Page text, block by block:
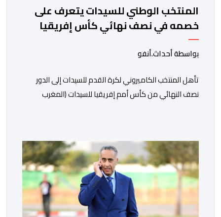
المنتخب الوطني للسيدات يتعرف على
خصمه في نصف نهائي كأس إفريقيا
بواسطة أحداث.أنفو
تأهل المنتخب الكاميروني لكرة القدم للسيدات إلى الدور
نصف النهائي من كأس أمم إفريقيا للسيدات (المغرب
الزاولي بالدار البيضاء، برسم ربع النهائي، ليضمن بذلك
مشاركته في كأس العالم للسيدات 2027 بالبرازيل. وسجلت
مريم نياجو الهدف الوحيد […]